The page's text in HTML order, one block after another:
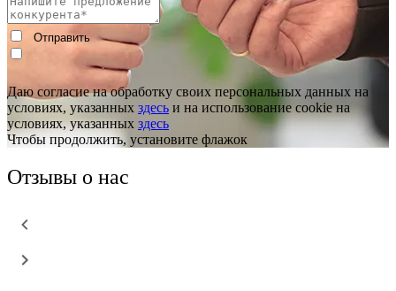
Даю согласие на обработку своих персональных данных на
условиях, указанных здесь и на использование cookie на
условиях, указанных здесь
Чтобы продолжить, установите флажок
Отзывы о нас